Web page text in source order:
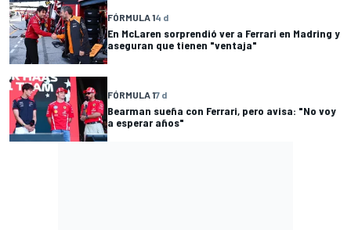
FÓRMULA 14 d
En McLaren sorprendió ver a Ferrari en Madring y
aseguran que tienen "ventaja"
FÓRMULA 17 d
Bearman sueña con Ferrari, pero avisa: "No voy
a esperar años"